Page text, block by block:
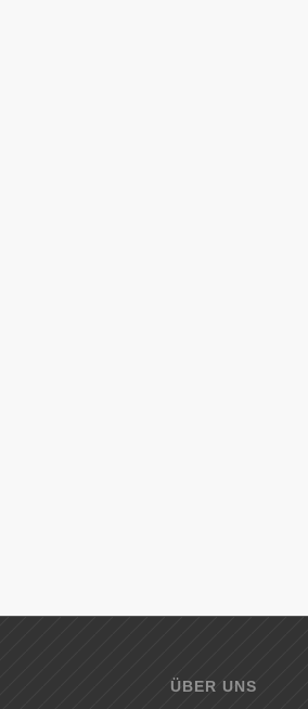
ÜBER UNS